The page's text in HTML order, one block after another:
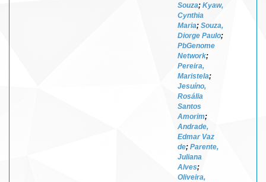
Souza; Kyaw,
Cynthia
Maria; Souza,
Diorge Paulo;
PbGenome
Network;
Pereira,
Maristela;
Jesuíno,
Rosália
Santos
Amorim;
Andrade,
Edmar Vaz
de; Parente,
Juliana
Alves;
Oliveira,